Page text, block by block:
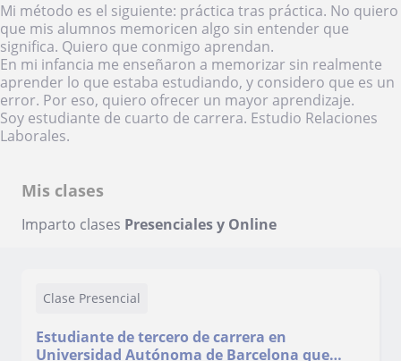
Mi método es el siguiente: práctica tras práctica. No quiero
que mis alumnos memoricen algo sin entender que
significa. Quiero que conmigo aprendan.
En mi infancia me enseñaron a memorizar sin realmente
aprender lo que estaba estudiando, y considero que es un
error. Por eso, quiero ofrecer un mayor aprendizaje.
Soy estudiante de cuarto de carrera. Estudio Relaciones
Laborales.
Mis clases
Imparto clases Presenciales y Online
Clase Presencial
Estudiante de tercero de carrera en
Universidad Autónoma de Barcelona que